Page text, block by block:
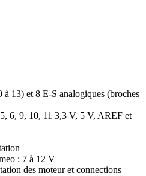
à 13) et 8 E-S analogiques (broches
6, 9, 10, 11 3,3 V, 5 V, AREF et
: 7 à 12 V
des moteur et connections